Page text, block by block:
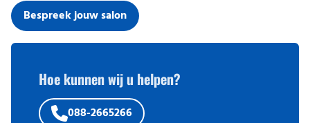
Bespreek jouw salon
Hoe kunnen wij u helpen?
088-2665266